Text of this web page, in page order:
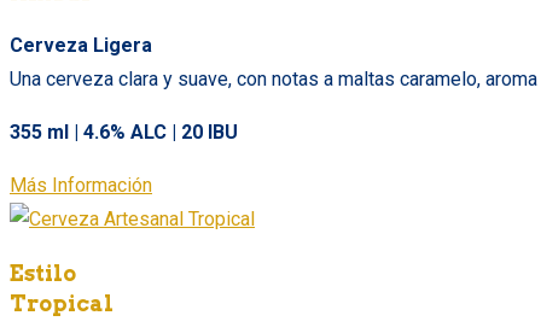
Cerveza Ligera
Una cerveza clara y suave, con notas a maltas caramelo,
355 ml | 4.6% ALC | 20 IBU
Más Información
Estilo
Tropical